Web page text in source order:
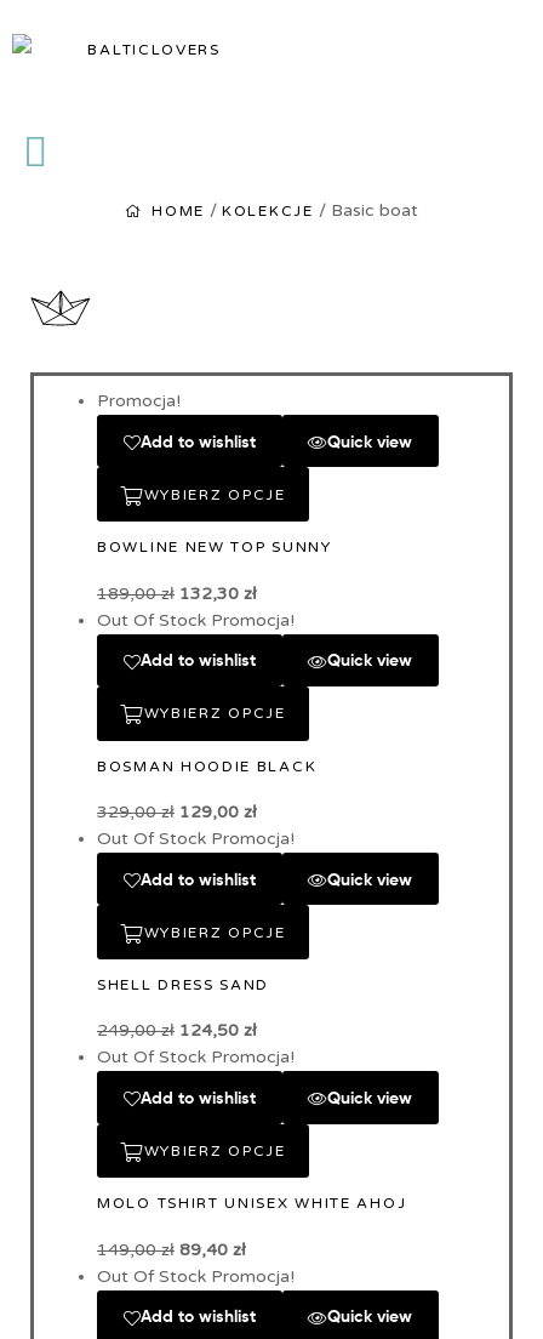
HOME / KOLEKCJE / Basic boat
Promocja!
Add to wishlist Quick view
WYBIERZ OPCJE
BOWLINE NEW TOP SUNNY
189,00zł 132,30 zł
Out Of Stock Promocja!
Add to wishlist Quick view
WYBIERZ OPCJE
BOSMAN HOODIE BLACK
329,00zł 129,00 zł
Out Of Stock Promocja!
Add to wishlist Quick view
WYBIERZ OPCJE
SHELL DRESS SAND
249,00zł 124,50 zł
Out Of Stock Promocja!
Add to wishlist Quick view
WYBIERZ OPCJE
MOLO TSHIRT UNISEX WHITE AHOJ
149,00zł 89,40 zł
Out Of Stock Promocja!
Add to wishlist Quick view